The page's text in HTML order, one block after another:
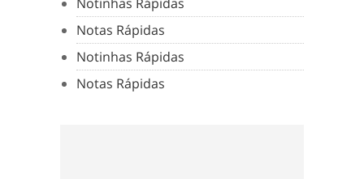
Notas Rápidas
Notinhas Rápidas
Notas Rápidas